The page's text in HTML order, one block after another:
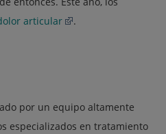
articular .
por un equipo altamente
especializados en tratamiento